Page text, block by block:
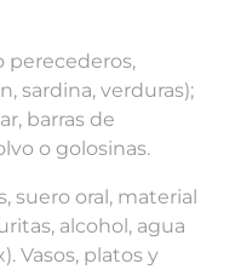
perecederos,
sardina, verduras);
barras de
o golosinas.
suero oral, material
alcohol, agua
Vasos, platos y